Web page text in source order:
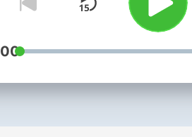
suma y
adelante 🙌 👉 Apoyá
https://